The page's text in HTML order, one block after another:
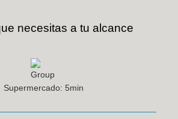
necesitas a tu alcance
Supermercado: 5min